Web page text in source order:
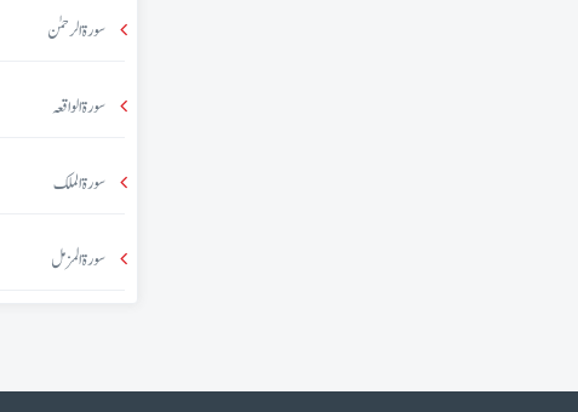
سورۃ الرحمٰن
سورۃ الواقعہ
سورۃ الملک
سورۃ المزمل